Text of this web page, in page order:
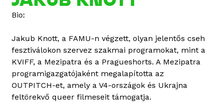
v
n
a
S
t
o
p
Bio:
Jakub Knott, a FAMU-n végzett, olyan jelentős cseh
fesztiválokon szervez szakmai programokat, mint a
KVIFF, a Mezipatra és a Pragueshorts. A Mezipatra
programigazgatójaként megalapította az
OUTPITCH-et, amely a V4-országok és Ukrajna
feltörekvő queer filmeseit támogatja.